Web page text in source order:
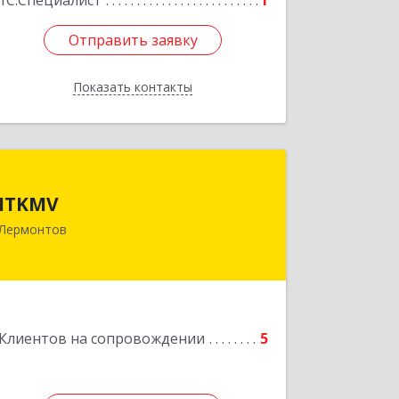
Отправить заявку
Показать контакты
Отправить заявку
Назад
ITKMV
Клиентов на сопровождении 5